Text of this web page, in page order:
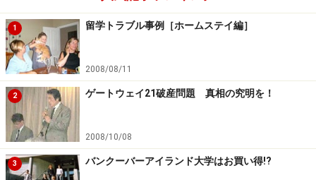
1 留学トラブル事例［ホームステイ編］
2008/08/11
2 ゲートウェイ21破産問題 真相の究明を！
2008/10/08
3 バンクーバーアイランド大学はお買い得!?